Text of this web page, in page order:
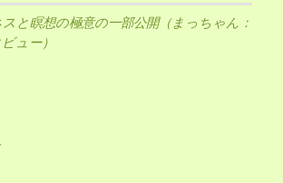
と瞑想の極意の一部公開（まっちゃん：
ュー）